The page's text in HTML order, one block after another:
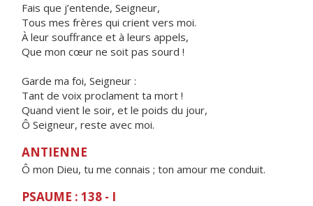
Fais que j’entende, Seigneur,
Tous mes frères qui crient vers moi.
À leur souffrance et à leurs appels,
Que mon cœur ne soit pas sourd !
Garde ma foi, Seigneur :
Tant de voix proclament ta mort !
Quand vient le soir, et le poids du jour,
Ô Seigneur, reste avec moi.
ANTIENNE
Ô mon Dieu, tu me connais ; ton amour me conduit.
PSAUME : 138 - I